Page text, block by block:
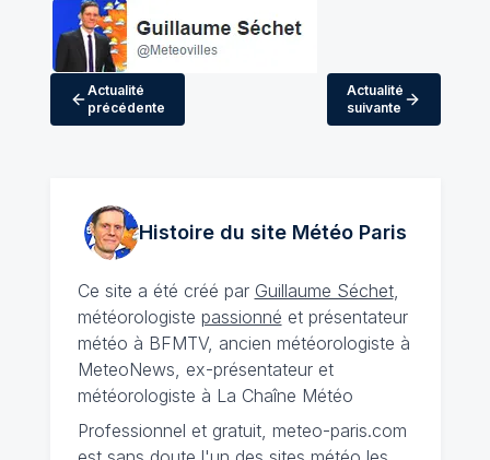
Actualité
précédente
Actualité
suivante
Histoire du site MétéoParis
Ce site a été créé par Guillaume Séchet,
météorologiste passionné et présentateur
météo à BFMTV, ancien météorologiste à
MeteoNews, ex-présentateur et
météorologiste à La Chaîne Météo
Professionnel et gratuit, meteo-paris.com